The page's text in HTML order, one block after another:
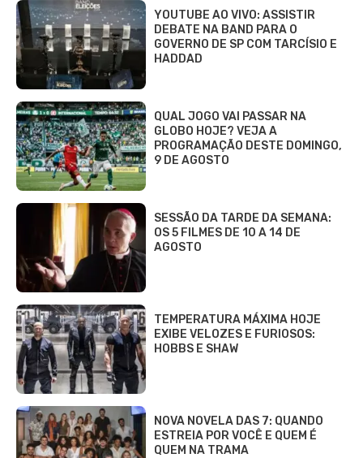
YOUTUBE AO VIVO: ASSISTIR
DEBATE NA BAND PARA O
GOVERNO DE SP COM TARCÍSIO E
HADDAD
QUAL JOGO VAI PASSAR NA
GLOBO HOJE? VEJA A
PROGRAMAÇÃO DESTE DOMINGO,
9 DE AGOSTO
SESSÃO DA TARDE DA SEMANA:
OS 5 FILMES DE 10 A 14 DE
AGOSTO
TEMPERATURA MÁXIMA HOJE
EXIBE VELOZES E FURIOSOS:
HOBBS E SHAW
NOVA NOVELA DAS 7: QUANDO
ESTREIA POR VOCÊ E QUEM É
QUEM NA TRAMA